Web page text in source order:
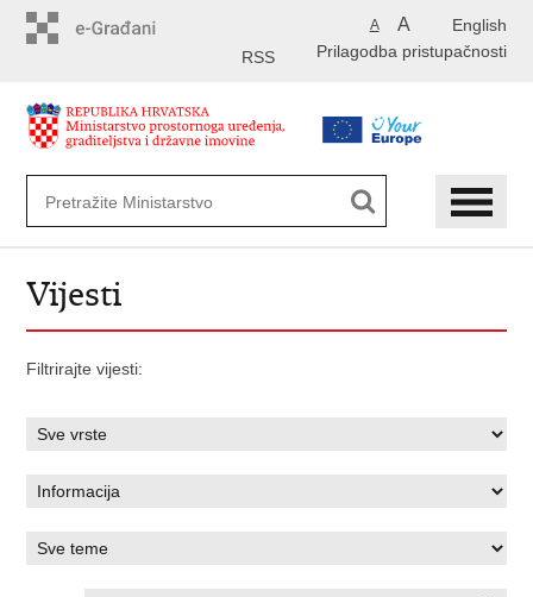
English
A A
Prilagodba pristupačnosti
RSS
Vijesti
Filtrirajte vijesti: